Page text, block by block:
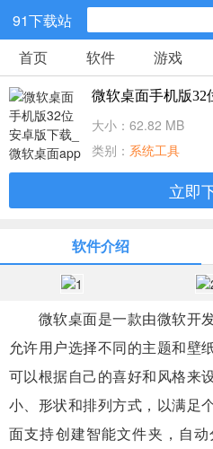
91下载站
网游分类
休闲益智
儿童教育 手游辅
射击吃鸡 传奇
首页 软件 游戏
微软桌面手机版32
大小：62.82 MB
类别： 系统工具
立即
软件介绍
微软桌面是一款由微软开
允许用户选择不同的主题和壁
可以根据自己的喜好和风格来
小、形状和排列方式，以满足
面支持创建智能文件夹，自